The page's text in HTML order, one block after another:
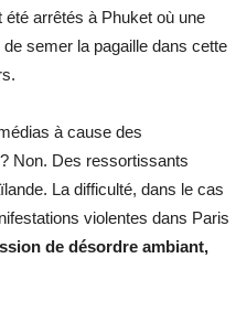
été arrêtés à Phuket où une
semer la pagaille dans cette
à cause des
Non. Des ressortissants
La difficulté, dans le cas
violentes dans Paris
de désordre ambiant,